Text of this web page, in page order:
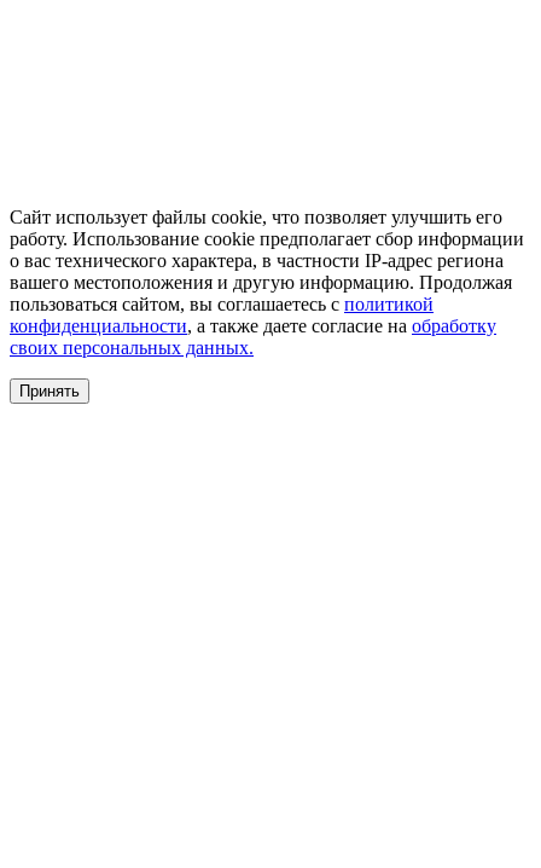
Сайт использует файлы cookie, что позволяет улучшить его
работу. Использование cookie предполагает сбор информации
о вас технического характера, в частности IP-адрес региона
вашего местоположения и другую информацию. Продолжая
пользоваться сайтом, вы соглашаетесь с политикой
конфиденциальности, а также даете согласие на обработку
своих персональных данных.
Принять